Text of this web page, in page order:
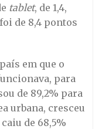
tablet, de 1,4,
de 8,4 pontos
em que o
para
de 89,2% para
urbana, cresceu
de 68,5%